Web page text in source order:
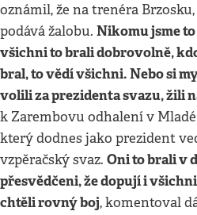
oznámil, že na trenéra
podává žalobu. Nikomu jsme
všichni to brali dobrovolně,
bral, to vědí všichni. Nebo si
volili za prezidenta svazu, žili
k Zarembovu odhalení v
který dodnes jako prezident
vzpěračský svaz. Oni to brali v
přesvědčeni, že dopují i
chtěli rovný boj, komentoval